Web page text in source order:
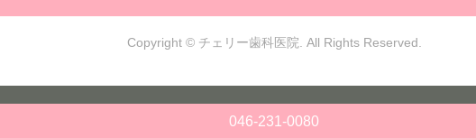
046-231-0080
Copyright © チェリー歯科医院. All Rights Reserved.